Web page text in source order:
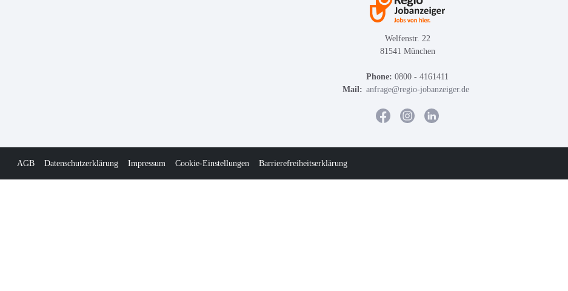
Welfenstr. 22
81541 München
Phone: 0800 - 4161411
Mail: anfrage@regio-jobanzeiger.de
AGB Datenschutzerklärung Impressum Cookie-Einstellungen Barrierefreiheitserklärung